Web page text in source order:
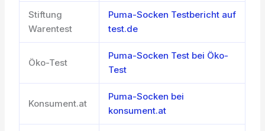
Stiftung
Warentest
Puma-Socken Testbericht auf
test.de
Öko-Test
Puma-Socken Test bei Öko-
Test
Konsument.at
Puma-Socken bei
konsument.at